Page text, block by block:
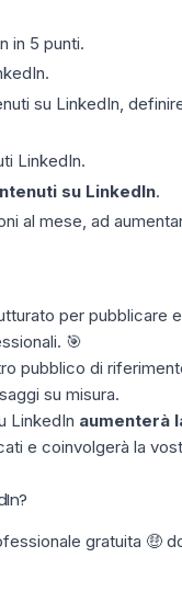
in 5 punti.
su LinkedIn,
LinkedIn.
su LinkedIn.
al mese, ad
per pubblicare
🎯
pubblico di
su misura.
LinkedIn aumenterà
e coinvolgerà la
gratuita 🤑